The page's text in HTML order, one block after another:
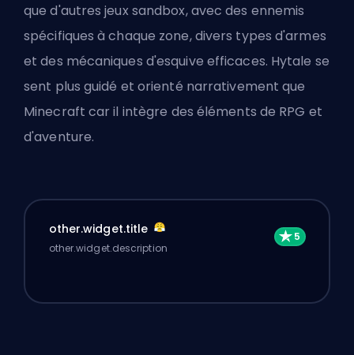
que d'autres jeux sandbox, avec des ennemis
spécifiques à chaque zone, divers types d'armes
et des mécaniques d'esquive efficaces. Hytale se
sent plus guidé et orienté narrativement que
Minecraft car il intègre des éléments de RPG et
d'aventure.
other.widget.title
other.widget.description